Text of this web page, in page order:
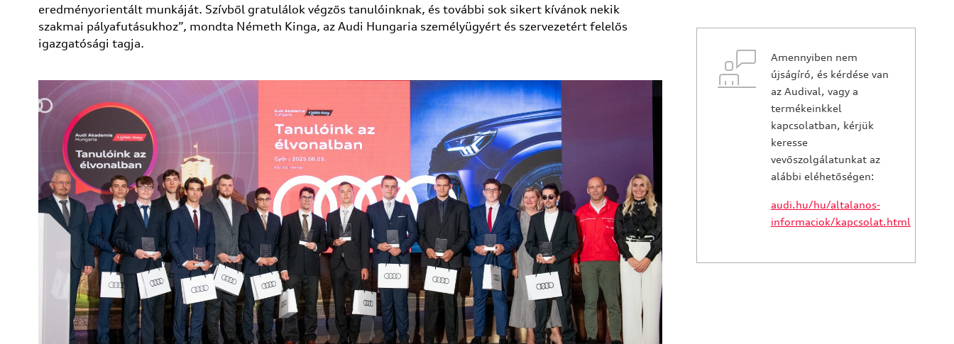
eredményorientált munkáját. Szívből gratulálok végzős tanulóinknak, és további sok sikert kívánok nekik
szakmai pályafutásukhoz”, mondta Németh Kinga, az Audi Hungaria személyügyért és szervezetért felelős
igazgatósági tagja.
Amennyiben nem
újságíró, és kérdése van
az Audival, vagy a
termékeinkkel
kapcsolatban, kérjük
keresse
vevőszolgálatunkat az
alábbi eléhetőségen:
audi.hu/hu/altalanos-
informaciok/kapcsolat.html